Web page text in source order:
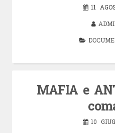
11
MAFIA e
10